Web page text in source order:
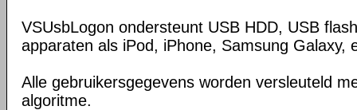
VSUsbLogon ondersteunt USB HDD, USB
apparaten als iPod, iPhone, Samsung Galaxy,
Alle gebruikersgegevens worden versleuteld
algoritme.